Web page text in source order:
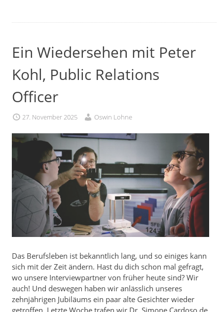
Ein Wiedersehen mit Peter
Kohl, Public Relations
Officer
27. November 2025 Oswin Lohne
Das Berufsleben ist bekanntlich lang, und so einiges kann
sich mit der Zeit ändern. Hast du dich schon mal gefragt,
wo unsere Interviewpartner von früher heute sind? Wir
auch! Und deswegen haben wir anlässlich unseres
zehnjährigen Jubiläums ein paar alte Gesichter wieder